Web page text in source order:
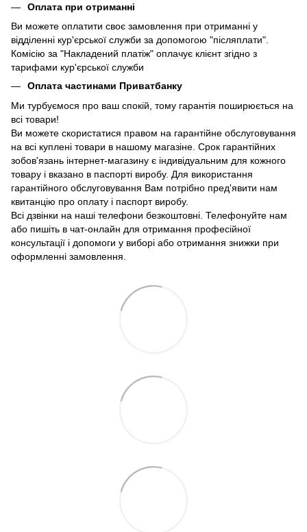
Оплата при отриманні
Ви можете оплатити своє замовлення при отриманні у
відділенні кур'єрської служби за допомогою "післяплати".
Комісію за "Накладений платіж" оплачує клієнт згідно з
тарифами кур'єрської служби
Оплата частинами Приватбанку
Ми турбуємося про ваш спокій, тому гарантія поширюється на
всі товари!
Ви можете скористатися правом на гарантійне обслуговування
на всі куплені товари в нашому магазіне. Срок гарантійних
зобов'язань інтернет-магазину є індивідуальним для кожного
товару і вказано в паспорті виробу. Для використання
гарантійного обслуговування Вам потрібно пред'явити нам
квитанцію про оплату і паспорт виробу.
Всі дзвінки на наші телефони безкоштовні. Телефонуйте нам
або пишіть в чат-онлайн для отримання професійної
консультації і допомоги у виборі або отримання знижки при
оформленні замовлення.